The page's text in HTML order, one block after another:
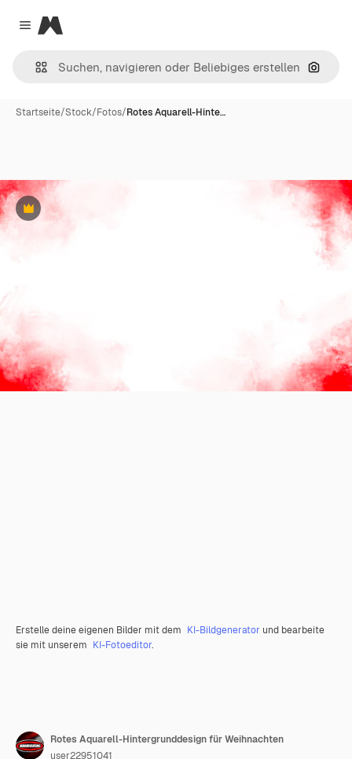
Close menu
Magnific
Nach
Startseite/Stock/Fotos/Rotes Aquarell-Hinte…
Premium
Erstelle deine eigenen Bilder mit dem KI-Bildgenerator und bearbeite
sie mit unserem KI-Fotoeditor.
Rotes Aquarell-Hintergrunddesign für Weihnachten
user22951041